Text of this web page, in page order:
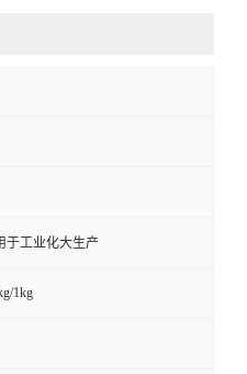
于工业化大生产
1kg